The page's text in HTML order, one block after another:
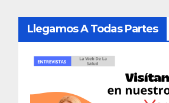
Llegamos A Todas Partes